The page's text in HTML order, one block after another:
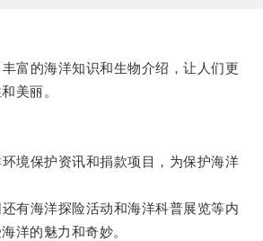
的海洋知识和生物介绍，让人们更
美丽。
保护资讯和捐款项目，为保护海洋
海洋探险活动和海洋科普展览等内
洋的魅力和奇妙。